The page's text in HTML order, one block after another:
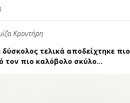
Κροντήρη
τελικά αποδείχτηκε πιο
τον πιο καλόβολο σκύλο...